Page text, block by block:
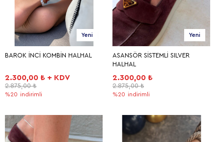
Yeni
BAROK İNCİ KOMBİN HALHAL
2.300,00 ₺ + KDV
2.875,00 ₺
%20 indirimli
Yeni
ASANSÖR SİSTEMLİ SILVER
HALHAL
2.300,00 ₺
2.875,00 ₺
%20 indirimli